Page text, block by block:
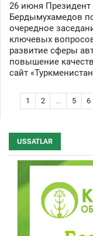
26 июня Президент
Бердымухамедов
очередное
ключевых
развитие сферы
повышение
сайт
1 2 ... 5 6
USSATLAR